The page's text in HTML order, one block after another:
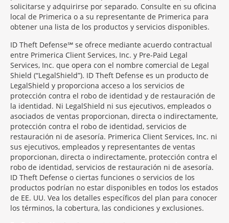
solicitarse y adquirirse por separado. Consulte en su oficina
local de Primerica o a su representante de Primerica para
obtener una lista de los productos y servicios disponibles.
ID Theft Defense℠ se ofrece mediante acuerdo contractual
entre Primerica Client Services, Inc. y Pre-Paid Legal
Services, Inc. que opera con el nombre comercial de Legal
Shield (“LegalShield”). ID Theft Defense es un producto de
LegalShield y proporciona acceso a los servicios de
protección contra el robo de identidad y de restauración de
la identidad. Ni LegalShield ni sus ejecutivos, empleados o
asociados de ventas proporcionan, directa o indirectamente,
protección contra el robo de identidad, servicios de
restauración ni de asesoría. Primerica Client Services, Inc. ni
sus ejecutivos, empleados y representantes de ventas
proporcionan, directa o indirectamente, protección contra el
robo de identidad, servicios de restauración ni de asesoría.
ID Theft Defense o ciertas funciones o servicios de los
productos podrían no estar disponibles en todos los estados
de EE. UU. Vea los detalles específicos del plan para conocer
los términos, la cobertura, las condiciones y exclusiones.